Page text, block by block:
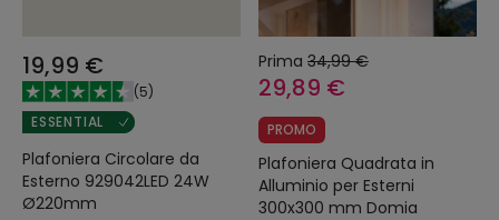
19,99 €
(5)
ESSENTIAL
Plafoniera Circolare da
Esterno 929042LED 24W
Ø220mm
Prima 34,99 €
29,89 €
PROMO
Plafoniera Quadrata in
Alluminio per Esterni
300x300 mm Domia